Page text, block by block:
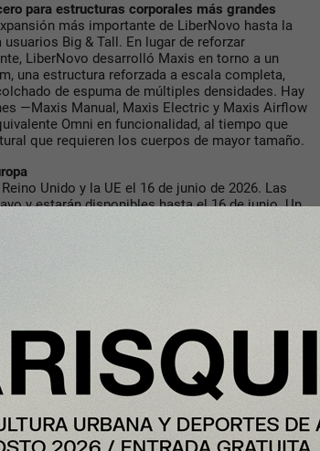
para estructuras corporales más grandes
más importante de LiberNovo hasta la
Big & Tall. En lugar de reforzar
LiberNovo desarrolló Maxis en torno a un
una estructura reforzada a escala completa,
de espuma de múltiples densidades. Hay
—Maxis Manual, Maxis Electric y Maxis Airflow
Omni en funcionalidad, al tiempo que
que requieren los cuerpos de mayor tamaño.
Unido y la UE el 16 de junio de 2026. Las
y estarán disponibles hasta el 16 de junio. Un
escalonadas y estarán disponibles hasta
una silla, visitar www.libernovo.com.